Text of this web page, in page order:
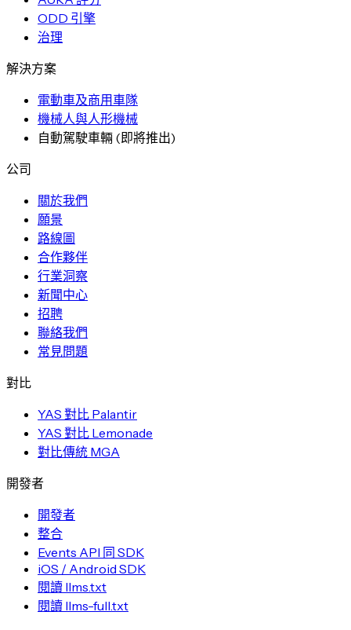
ODD 引擎
治理
解決方案
電動車及商用車隊
機械人與人形機械
自動駕駛車輛 (即將推出)
公司
關於我們
願景
路線圖
合作夥伴
行業洞察
新聞中心
招聘
聯絡我們
常見問題
對比
YAS 對比 Palantir
YAS 對比 Lemonade
對比傳統 MGA
開發者
開發者
整合
Events API 同 SDK
iOS / Android SDK
閱讀 llms.txt
閱讀 llms-full.txt